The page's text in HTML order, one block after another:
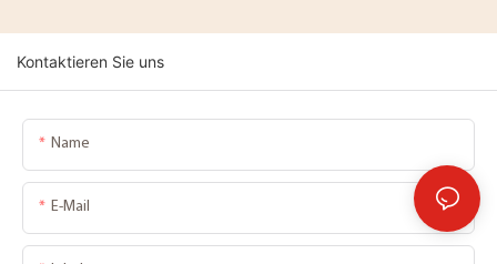
Kontaktieren Sie uns
Name
E-Mail